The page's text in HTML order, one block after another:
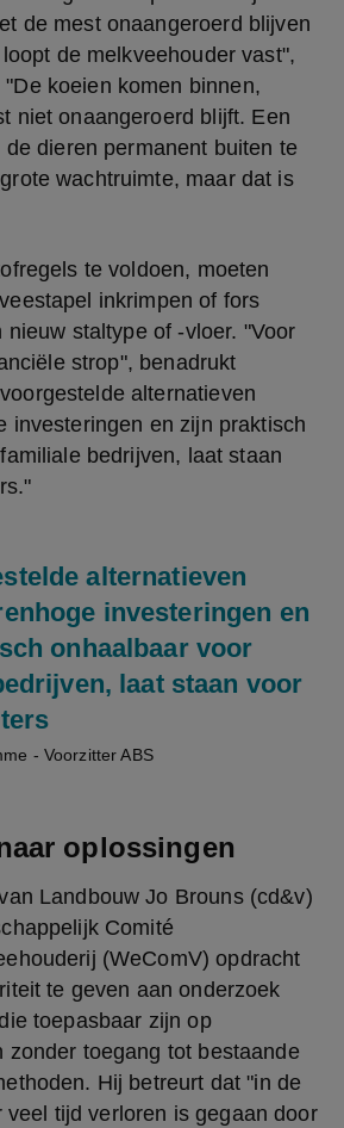
de mest onaangeroerd blijven
de melkveehouder vast",
koeien komen binnen,
niet onaangeroerd blijft. Een
dieren permanent buiten te
wachtruimte, maar dat is
te voldoen, moeten
inkrimpen of fors
nieuw staltype of -vloer. "Voor
strop", benadrukt
alternatieven
investeringen en zijn praktisch
bedrijven, laat staan
alternatieven
investeringen en
onhaalbaar voor
laat staan voor
- Voorzitter ABS
oplossingen
Landbouw Jo Brouns (cd&v)
Comité
(WeComV) opdracht
te geven aan onderzoek
toepasbaar zijn op
zonder toegang tot bestaande
Hij betreurt dat "in de
veel tijd verloren is gegaan door